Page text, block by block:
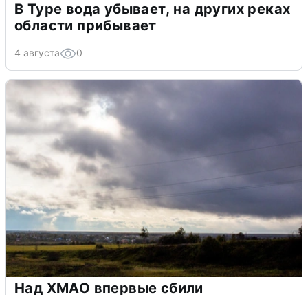
В Туре вода убывает, на других реках
области прибывает
4 августа 0
Над ХМАО впервые сбили